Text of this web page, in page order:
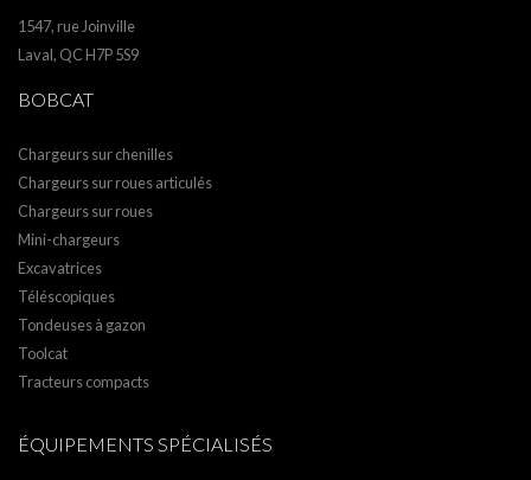
1547, rue Joinville
Laval, QC H7P 5S9
BOBCAT
Chargeurs sur chenilles
Chargeurs sur roues articulés
Chargeurs sur roues
Mini-chargeurs
Excavatrices
Téléscopiques
Tondeuses à gazon
Toolcat
Tracteurs compacts
ÉQUIPEMENTS SPÉCIALISÉS